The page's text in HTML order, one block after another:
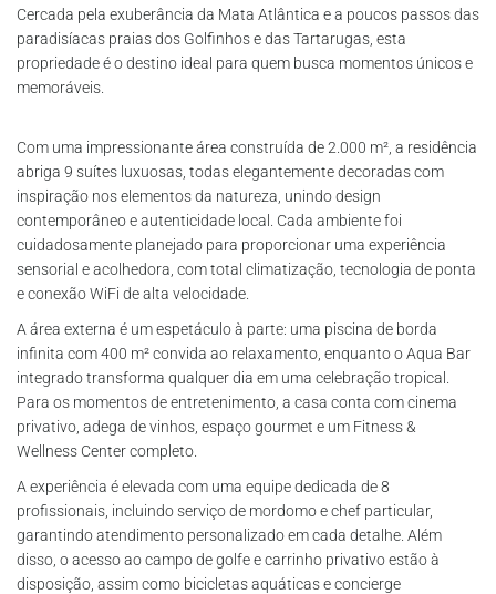
Cercada pela exuberância da Mata Atlântica e a poucos passos das
paradisíacas praias dos Golfinhos e das Tartarugas, esta
propriedade é o destino ideal para quem busca momentos únicos e
memoráveis.
Com uma impressionante área construída de 2.000 m², a residência
abriga 9 suítes luxuosas, todas elegantemente decoradas com
inspiração nos elementos da natureza, unindo design
contemporâneo e autenticidade local. Cada ambiente foi
cuidadosamente planejado para proporcionar uma experiência
sensorial e acolhedora, com total climatização, tecnologia de ponta
e conexão WiFi de alta velocidade.
A área externa é um espetáculo à parte: uma piscina de borda
infinita com 400 m² convida ao relaxamento, enquanto o Aqua Bar
integrado transforma qualquer dia em uma celebração tropical.
Para os momentos de entretenimento, a casa conta com cinema
privativo, adega de vinhos, espaço gourmet e um Fitness &
Wellness Center completo.
A experiência é elevada com uma equipe dedicada de 8
profissionais, incluindo serviço de mordomo e chef particular,
garantindo atendimento personalizado em cada detalhe. Além
disso, o acesso ao campo de golfe e carrinho privativo estão à
disposição, assim como bicicletas aquáticas e concierge